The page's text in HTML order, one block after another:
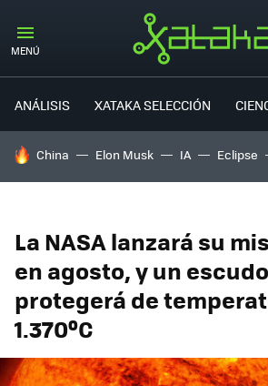
MENÚ
ANÁLISIS XATAKA SELECCIÓN
HOY SE HABLA DE
China Elon Musk IA Eclipse
La NASA lanzará su
en agosto, y un
protegerá de
1.370ºC